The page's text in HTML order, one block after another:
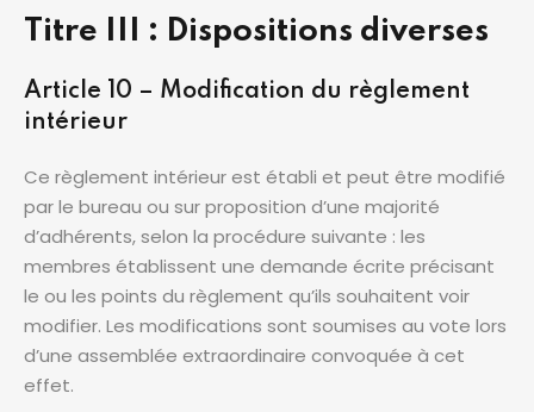
Titre III : Dispositions diverses
Article 10 – Modification du règlement
intérieur
Ce règlement intérieur est établi et peut être modifié
par le bureau ou sur proposition d’une majorité
d’adhérents, selon la procédure suivante : les
membres établissent une demande écrite précisant
le ou les points du règlement qu’ils souhaitent voir
modifier. Les modifications sont soumises au vote lors
d’une assemblée extraordinaire convoquée à cet
effet.